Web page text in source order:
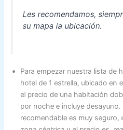
Les recomendamos,
su mapa la ubicación.
Para empezar nuestra lista de
hotel de 1 estrella, ubicado en
el precio de una habitación
por noche e incluye desayuno.
recomendable es muy seguro,